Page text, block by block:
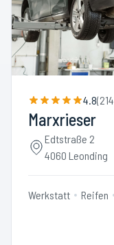
4.8(214
Marxrieser
Edtstraße 2
4060 Leonding
Werkstatt Reifen